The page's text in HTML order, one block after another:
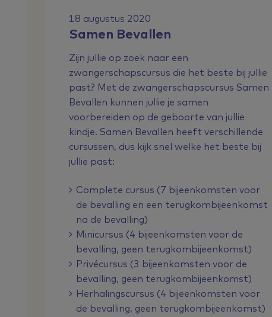
18 augustus 2020
Samen Bevallen
Zijn jullie op zoek naar een
zwangerschapscursus die het beste bij jullie
past? Met de zwangerschapscursus Samen
Bevallen kunnen jullie je samen
voorbereiden op de geboorte van jullie
kindje. Samen Bevallen heeft verschillende
cursussen, dus kijk snel welke het beste bij
jullie past:
Complete cursus (7 bijeenkomsten voor
de bevalling en een terugkombijeenkomst
na de bevalling)
Minicursus (4 bijeenkomsten voor de
bevalling, geen terugkombijeenkomst)
Privécursus (3 bijeenkomsten voor de
bevalling, geen terugkombijeenkomst)
Herhalingscursus (4 bijeenkomsten voor
de bevalling, geen terugkombijeenkomst)